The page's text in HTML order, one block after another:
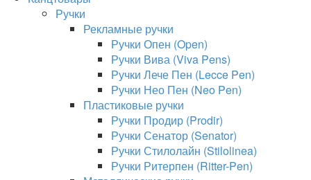
Ручки
Рекламные ручки
Ручки Опен (Open)
Ручки Вива (Viva Pens)
Ручки Лече Пен (Lecce Pen)
Ручки Нео Пен (Neo Pen)
Пластиковые ручки
Ручки Продир (Prodir)
Ручки Сенатор (Senator)
Ручки Стилолайн (Stilolinea)
Ручки Ритерпен (Ritter-Pen)